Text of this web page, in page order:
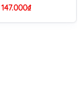
147.000₫